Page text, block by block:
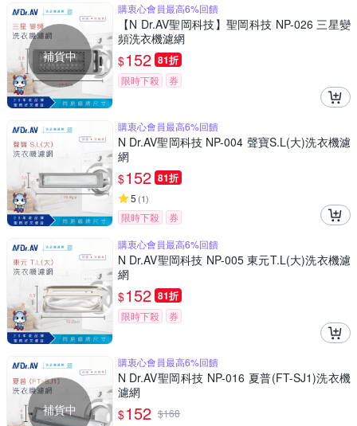
補貨中
購衷心會員最高6%回饋
【N Dr.AV聖岡科技】聖岡科技 NP-026 三星變
頻洗衣機濾網
$152 81折
限時下殺 券
購衷心會員最高6%回饋
N Dr.AV聖岡科技 NP-004 聲寶S.L(大)洗衣機濾
網
$152 81折
5 (1)
限時下殺
券
購衷心會員最高6%回饋
N Dr.AV聖岡科技 NP-005 東元T.L(大)洗衣機濾
網
$152 81折
限時下殺 券
補貨中
購衷心會員最高6%回饋
N Dr.AV聖岡科技 NP-016 夏普(FT-SJ1)洗衣機
濾網
$152 $168